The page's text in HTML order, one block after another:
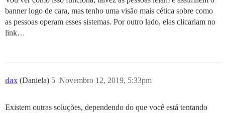
banner logo de cara, mas tenho uma visão mais cética sobre como
as pessoas operam esses sistemas. Por outro lado, elas clicariam no
link…
dax (Daniela) Novembro 12, 2019, 5:33pm
5
Existem outras soluções, dependendo do que você está tentando